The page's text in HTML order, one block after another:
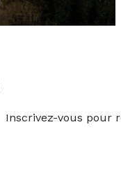
Inscrivez-vous pour